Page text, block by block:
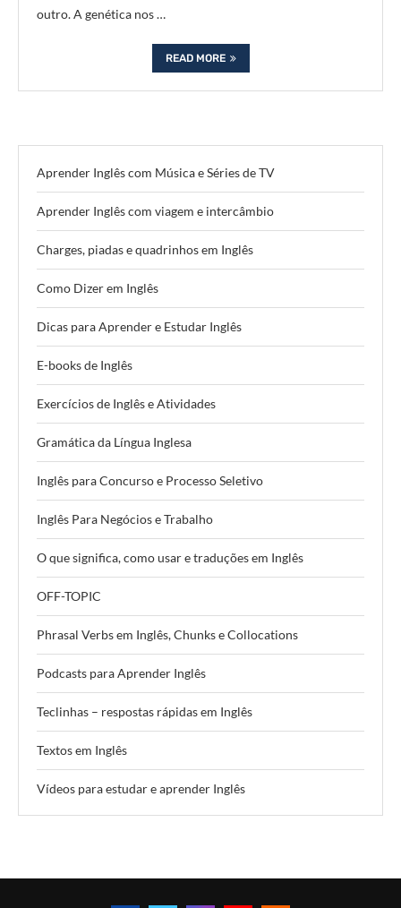
outro. A genética nos …
READ MORE
Aprender Inglês com Música e Séries de TV
Aprender Inglês com viagem e intercâmbio
Charges, piadas e quadrinhos em Inglês
Como Dizer em Inglês
Dicas para Aprender e Estudar Inglês
E-books de Inglês
Exercícios de Inglês e Atividades
Gramática da Língua Inglesa
Inglês para Concurso e Processo Seletivo
Inglês Para Negócios e Trabalho
O que significa, como usar e traduções em Inglês
OFF-TOPIC
Phrasal Verbs em Inglês, Chunks e Collocations
Podcasts para Aprender Inglês
Teclinhas – respostas rápidas em Inglês
Textos em Inglês
Vídeos para estudar e aprender Inglês